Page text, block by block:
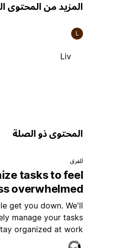
المزيد من المحتوى
L
Liv
المحتوى ذو الصلة
للفرق
tasks to feel
overwhelmed
get you down. We'll
manage your tasks
organized at work.